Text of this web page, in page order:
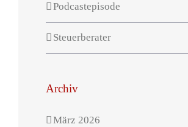
Podcastepisode
Steuerberater
Archiv
März 2026